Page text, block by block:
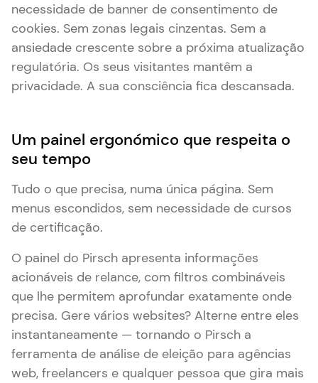
necessidade de banner de consentimento de
cookies. Sem zonas legais cinzentas. Sem a
ansiedade crescente sobre a próxima atualização
regulatória. Os seus visitantes mantêm a
privacidade. A sua consciência fica descansada.
Um painel ergonómico que respeita o
seu tempo
Tudo o que precisa, numa única página. Sem
menus escondidos, sem necessidade de cursos
de certificação.
O painel do Pirsch apresenta informações
acionáveis de relance, com filtros combináveis
que lhe permitem aprofundar exatamente onde
precisa. Gere vários websites? Alterne entre eles
instantaneamente — tornando o Pirsch a
ferramenta de análise de eleição para agências
web, freelancers e qualquer pessoa que gira mais